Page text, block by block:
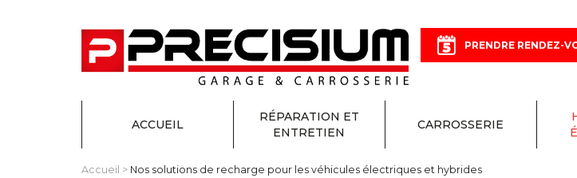
PRENDRE RENDEZ-
ACCUEIL
RÉPARATION ET
ENTRETIEN
CARROSSERIE
Accueil > Nos solutions de recharge pour les véhicules électriques et hybrides